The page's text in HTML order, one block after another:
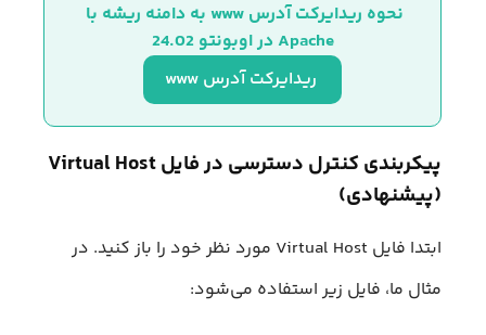
نحوه ریدایرکت آدرس www به دامنه ریشه با
Apache در اوبونتو 24.02
ریدایرکت آدرس www
پیکربندی کنترل دسترسی در فایل Virtual Host
(پیشنهادی)
ابتدا فایل Virtual Host مورد نظر خود را باز کنید. در
مثال ما، فایل زیر استفاده می‌شود: